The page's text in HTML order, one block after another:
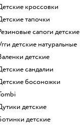
Детские кроссовки
Детские тапочки
Резиновые сапоги детские
Угги детские натуральные
Валенки детские
Детские сандалии
Детские босоножки
Tombi
Дутики детские
Ботинки детские